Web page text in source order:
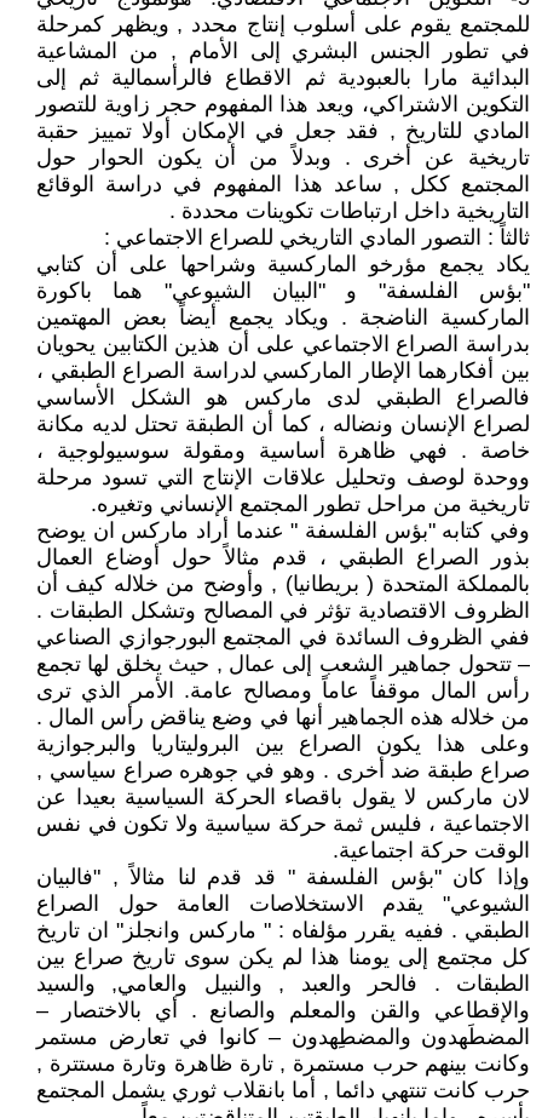
للمجتمع يقوم على أسلوب إنتاج محدد , ويظهر كمرحلة
في تطور الجنس البشري إلى الأمام , من المشاعية
البدائية مارا بالعبودية ثم الاقطاع فالرأسمالية ثم إلى
التكوين الاشتراكي، ويعد هذا المفهوم حجر زاوية للتصور
المادي للتاريخ , فقد جعل في الإمكان أولا تمييز حقبة
تاريخية عن أخرى . وبدلاً من أن يكون الحوار حول
المجتمع ككل , ساعد هذا المفهوم في دراسة الوقائع
التاريخية داخل ارتباطات تكوينات محددة .
ثالثاً : التصور المادي التاريخي للصراع الاجتماعي :
يكاد يجمع مؤرخو الماركسية وشراحها على أن كتابي
"بؤس الفلسفة" و "البيان الشيوعي" هما باكورة
الماركسية الناضجة . ويكاد يجمع أيضاً بعض المهتمين
بدراسة الصراع الاجتماعي على أن هذين الكتابين يحويان
بين أفكارهما الإطار الماركسي لدراسة الصراع الطبقي ،
فالصراع الطبقي لدى ماركس هو الشكل الأساسي
لصراع الإنسان ونضاله ، كما أن الطبقة تحتل لديه مكانة
خاصة . فهي ظاهرة أساسية ومقولة سوسيولوجية ،
ووحدة لوصف وتحليل علاقات الإنتاج التي تسود مرحلة
تاريخية من مراحل تطور المجتمع الإنساني وتغيره.
وفي كتابه "بؤس الفلسفة " عندما أراد ماركس ان يوضح
بذور الصراع الطبقي ، قدم مثالاً حول أوضاع العمال
بالمملكة المتحدة ( بريطانيا) , وأوضح من خلاله كيف أن
الظروف الاقتصادية تؤثر في المصالح وتشكل الطبقات .
ففي الظروف السائدة في المجتمع البورجوازي الصناعي
– تتحول جماهير الشعب إلى عمال , حيث يخلق لها تجمع
رأس المال موقفاً عاماً ومصالح عامة. الأمر الذي ترى
من خلاله هذه الجماهير أنها في وضع يناقض رأس المال .
وعلى هذا يكون الصراع بين البروليتاريا والبرجوازية
صراع طبقة ضد أخرى . وهو في جوهره صراع سياسي ,
لان ماركس لا يقول باقصاء الحركة السياسية بعيدا عن
الاجتماعية ، فليس ثمة حركة سياسية ولا تكون في نفس
الوقت حركة اجتماعية.
وإذا كان "بؤس الفلسفة " قد قدم لنا مثالاً , "فالبيان
الشيوعي" يقدم الاستخلاصات العامة حول الصراع
الطبقي . ففيه يقرر مؤلفاه : " ماركس وانجلز" ان تاريخ
كل مجتمع إلى يومنا هذا لم يكن سوى تاريخ صراع بين
الطبقات . فالحر والعبد , والنبيل والعامي, والسيد
والإقطاعي والقن والمعلم والصانع . أي بالاختصار –
المضطَهدون والمضطِهدون – كانوا في تعارض مستمر
وكانت بينهم حرب مستمرة , تارة ظاهرة وتارة مستترة ,
حرب كانت تنتهي دائما , أما بانقلاب ثوري يشمل المجتمع